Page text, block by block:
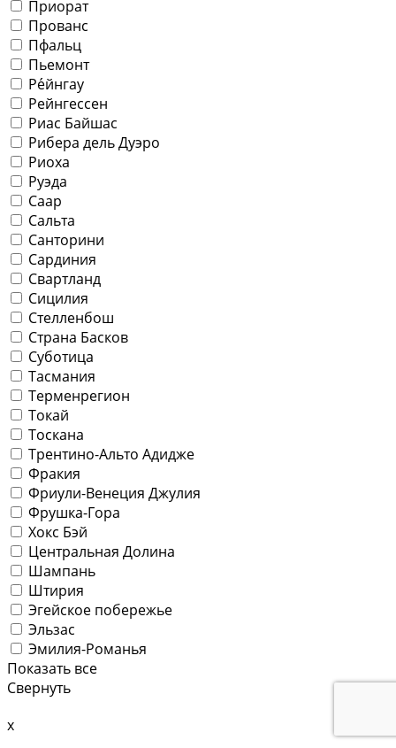
Приорат
Прованс
Пфальц
Пьемонт
Ре́йнгау
Рейнгессен
Риас Байшас
Рибера дель Дуэро
Риоха
Руэда
Саар
Сальта
Санторини
Сардиния
Свартланд
Сицилия
Стелленбош
Страна Басков
Суботица
Тасмания
Терменрегион
Токай
Тоскана
Трентино-Альто Адидже
Фракия
Фриули-Венеция Джулия
Фрушка-Гора
Хокс Бэй
Центральная Долина
Шампань
Штирия
Эгейское побережье
Эльзас
Эмилия-Романья
Показать все
Свернуть
x